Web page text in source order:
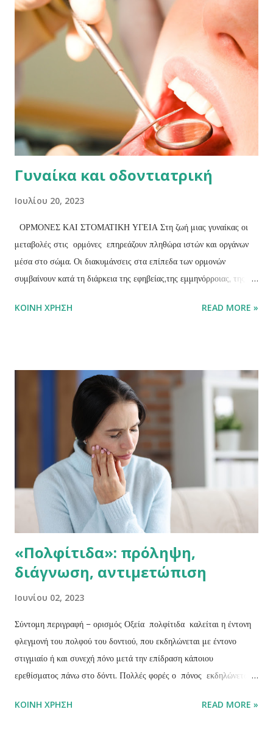
ένας οδηγός για το τι να περιμένετε κατά τη διάρκεια της
διαδικασίας αυτής: Βάζοντας τεχνητή οδοντοστοιχία Όταν βάλετε
τεχνητή οδοντοστοιχία, είναι πιθανό να ακολουθήσετε τα παρακάτω
βήματα: - Εξαγωγή δοντιών: Ο οδοντίατρός σας, θα σας εξηγήσει
όλα τα βήματα και τι να αναμένετε σε όλη τη διαδικασία, ώστε να
νιώθετε άνετα και πλήρως ενημερωμένοι, ιδίως αν χρειαστεί να
κάνετε κάποιες εξαγωγές δοντιών. - Καλούπια στόματος: Θα σας
πάρουν καλ...
Γυναίκα και οδοντιατρική
Ιουλίου 20, 2023
ΟΡΜΟΝΕΣ ΚΑΙ ΣΤΟΜΑΤΙΚΗ ΥΓΕΙΑ Στη ζωή μιας γυναίκας οι
μεταβολές στις ορμόνες επηρεάζουν πληθώρα ιστών και οργάνων
μέσα στο σώμα. Οι διακυμάνσεις στα επίπεδα των ορμονών
συμβαίνουν κατά τη διάρκεια της εφηβείας,της εμμηνόρροιας, της
η στοματική υγεία ενδέχεται να επιδεινωθεί, γεγονός που υποδηλώνει
στοματικής υγείας με τις οποίες μπορεί να μειώσει τα συμπτώματα
καθώς και τις μόνιμες βλάβες στα ούλα και γενικά στο περιοδόντιο.
Εφηβεία Κατά τη διάρκεια της εφηβείας, η αύξηση του επιπέδου των
φυλετικών ορμονών, όπως η προγεστερόνη και τα οιστρογόνα, πέρα
από τις μεγάλες αλλαγές που προκαλεί στο γυναικείο σώμα, αυξάνει
την κυκλοφορία του αίματος στα ούλα. Αυτό μπορεί να οδηγήσει σε
αυξημένη ευαισθησί...
ΚΟΙΝΉ ΧΡΉΣΗ READ MORE »
«Πολφίτιδα»: πρόληψη,
διάγνωση, αντιμετώπιση
Ιουνίου 02, 2023
Σύντομη περιγραφή – ορισμός Οξεία πολφίτιδα καλείται η έντονη
φλεγμονή του πολφού του δοντιού, που εκδηλώνεται με έντονο
στιγμιαίο ή και συνεχή πόνο μετά την επίδραση κάποιου
ερεθίσματος πάνω στο δόντι. Πολλές φορές ο πόνος εκδηλώνεται
Παθογένεια Η φλεγμονή του πολφού είναι η αντίδραση του πολφού
ΚΟΙΝΉ ΧΡΉΣΗ READ MORE »